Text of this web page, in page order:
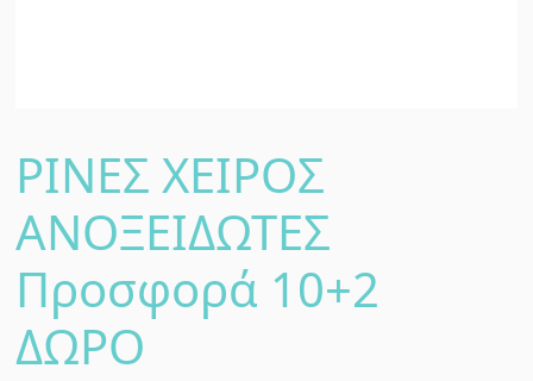
ΡΙΝΕΣ ΧΕΙΡΟΣ
ΑΝΟΞΕΙΔΩΤΕΣ
Προσφορά 10+2
ΔΩΡΟ